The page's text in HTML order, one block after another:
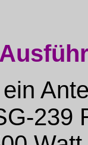
239